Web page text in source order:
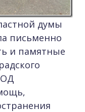
думы
письменно
и памятные